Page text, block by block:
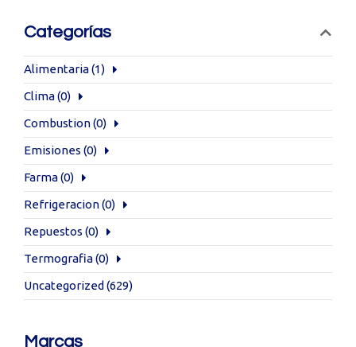
Categorías
Alimentaria(1)
Clima(0)
Combustion(0)
Emisiones (0)
Farma(0)
Refrigeracion(0)
Repuestos (0)
Termografia(0)
Uncategorized (629)
Marcas